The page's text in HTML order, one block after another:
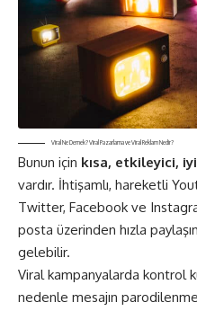
Viral Ne Demek? Viral Pazarlama ve Viral Reklam Nedir?
Bunun için kısa, etkileyici,
vardır. İhtişamlı, hareketli
Twitter, Facebook ve
posta üzerinden hızla
gelebilir.
Viral kampanyalarda kontrol
nedenle mesajın